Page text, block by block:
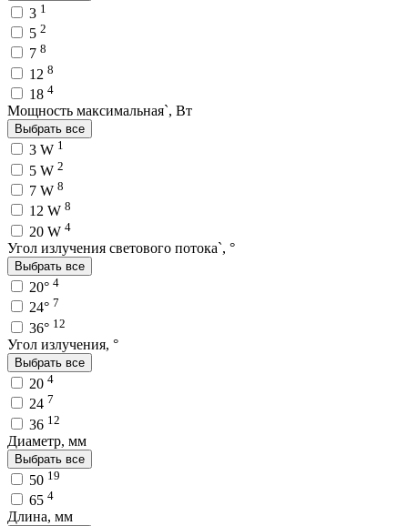
3 1
5 2
7 8
12 8
18 4
Мощность максимальная`, Вт
Выбрать все
3 W 1
5 W 2
7 W 8
12 W 8
20 W 4
Угол излучения светового потока`, °
Выбрать все
20° 4
24° 7
36° 12
Угол излучения, °
Выбрать все
20 4
24 7
36 12
Диаметр, мм
Выбрать все
50 19
65 4
Длина, мм